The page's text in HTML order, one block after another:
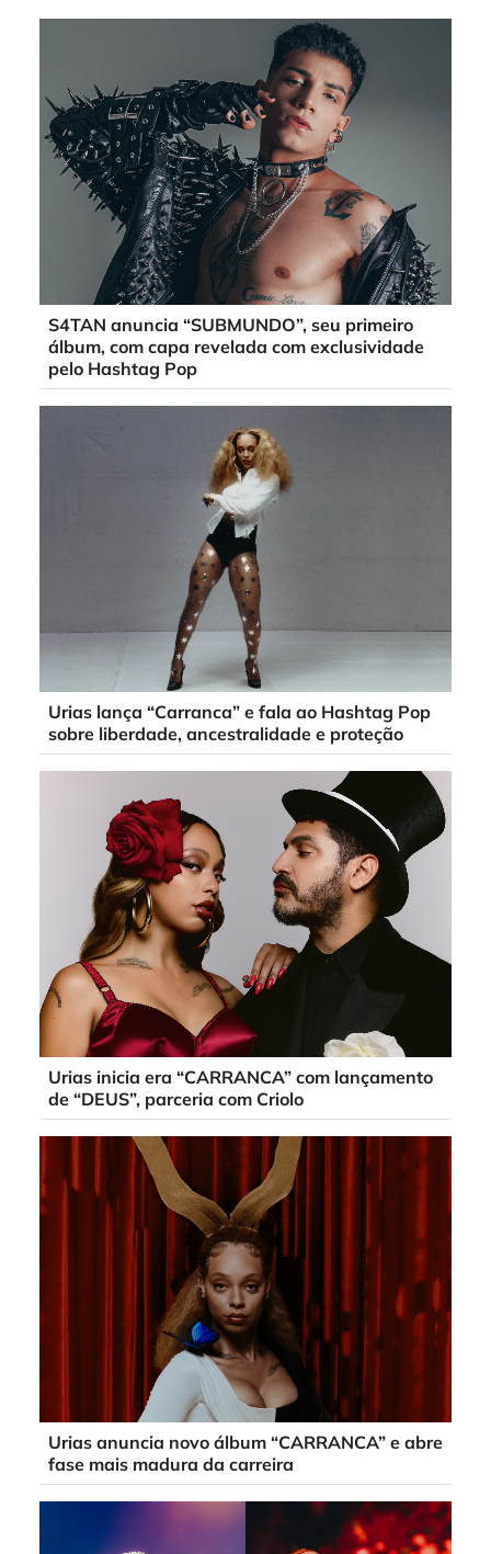
S4TAN anuncia “SUBMUNDO”, seu primeiro
álbum, com capa revelada com exclusividade
pelo Hashtag Pop
Urias lança “Carranca” e fala ao Hashtag Pop
sobre liberdade, ancestralidade e proteção
Urias inicia era “CARRANCA” com lançamento
de “DEUS”, parceria com Criolo
Urias anuncia novo álbum “CARRANCA” e abre
fase mais madura da carreira